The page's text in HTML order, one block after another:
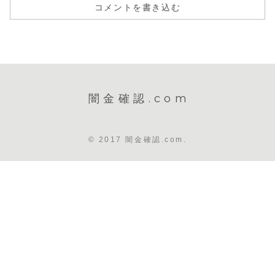
コメントを書き込む
闇金確認.com
© 2017 闇金確認.com.